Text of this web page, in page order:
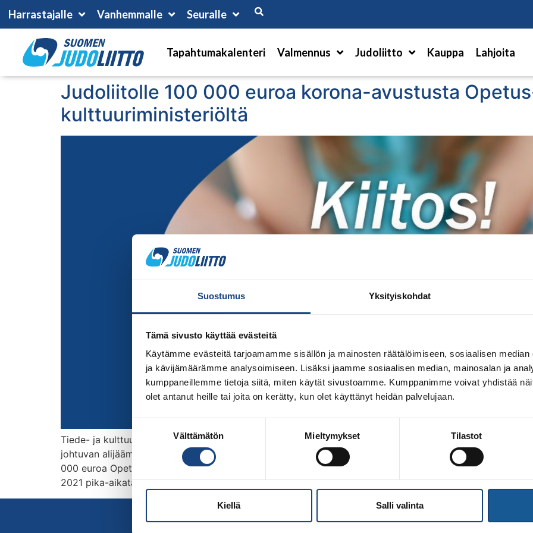
Suostumus Yksityiskohdat
Tämä sivusto käyttää evästeitä
Käytämme evästeitä tarjoamamme sisällön ja mainosten räätälöimiseen, sosiaalisen
ja kävijämäärämme analysoimiseen. Lisäksi jaamme sosiaalisen median, mainosalan ja
kumppaneillemme tietoja siitä, miten käytät sivustoamme. Kumppanimme voivat yhdistää
olet antanut heille tai joita on kerätty, kun olet käyttänyt heidän palvelujaan.
Välttämätön Mieltymykset Tilastot
Kiellä Salli valinta
Harrastajalle Vanhemmalle Seuralle
Tapahtumakalenteri Valmennus Judoliitto Kauppa Lahjoita
Judoliitolle 100 000 euroa korona-avustusta
kulttuuriministeriöltä
Tiede- ja kulttuuriministeri Antti Kurvinen on myöntänyt Opetus- ja kulttuuriministeriön
johtuvan alijäämän kattamiseen. Avustus on tarkoitettu järjestön palvelutoiminnan turvaamiseen.
000 euroa Opetus- ja kulttuuriministeriön korona-avustusta pandemian aiheuttaman taloudellisen
2021 pika-aikataululla (hakuaika 3.9.-30.9.) haettu erityisavustus, mikä oli suunnattu valtakunnallisten